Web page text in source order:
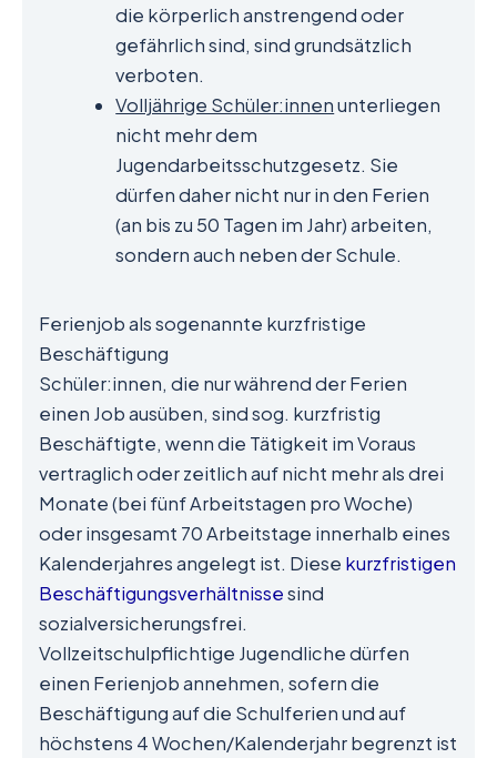
die körperlich anstrengend oder
gefährlich sind, sind grundsätzlich
verboten.
Volljährige Schüler:innenunterliegen
nicht mehr dem
Jugendarbeitsschutzgesetz. Sie
dürfen daher nicht nur in den Ferien
(an bis zu 50 Tagen im Jahr) arbeiten,
sondern auch neben der Schule.
Ferienjob als sogenannte kurzfristige
Beschäftigung
Schüler:innen, die nur während der Ferien
einen Job ausüben, sind sog. kurzfristig
Beschäftigte, wenn die Tätigkeit im Voraus
vertraglich oder zeitlich auf nicht mehr als drei
Monate (bei fünf Arbeitstagen pro Woche)
oder insgesamt 70 Arbeitstage innerhalb eines
Kalenderjahres angelegt ist. Diese kurzfristigen
Beschäftigungsverhältnissesind
sozialversicherungsfrei.
Vollzeitschulpflichtige Jugendliche dürfen
einen Ferienjob annehmen, sofern die
Beschäftigung auf die Schulferien und auf
höchstens 4 Wochen/Kalenderjahr begrenzt ist